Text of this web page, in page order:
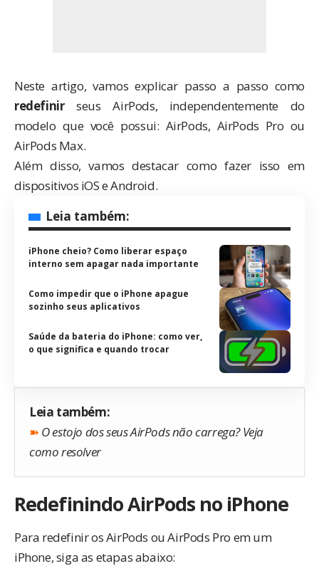
Neste artigo, vamos explicar passo a passo como
redefinirseus AirPods, independentemente do
modelo que você possui: AirPods, AirPods Pro ou
AirPods Max.
Além disso, vamos destacar como fazer isso em
dispositivos iOS e Android.
Leia também:
iPhone cheio? Como liberar espaço
interno sem apagar nada importante
Como impedir que o iPhone apague
sozinho seus aplicativos
Saúde da bateria do iPhone: como ver,
o que significa e quando trocar
Leia também:
➽ O estojo dos seus AirPods não carrega? Veja
como resolver
Redefinindo AirPods no iPhone
Para redefinir os AirPods ou AirPods Pro em um
iPhone, siga as etapas abaixo: